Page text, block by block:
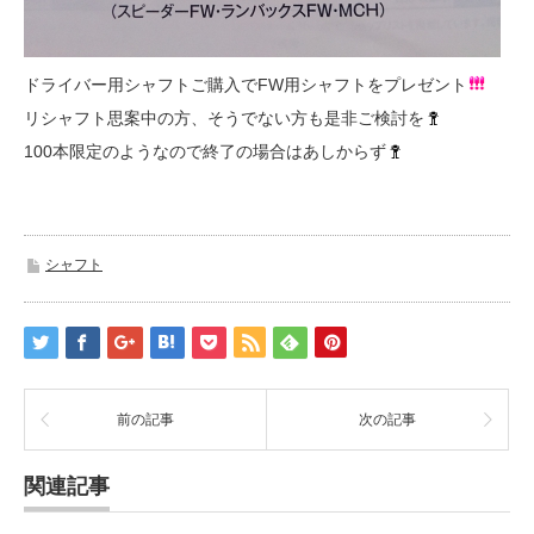
ドライバー用シャフトご購入でFW用シャフトをプレゼント
リシャフト思案中の方、そうでない方も是非ご検討を
100本限定のようなので終了の場合はあしからず
シャフト
前の記事 次の記事
関連記事